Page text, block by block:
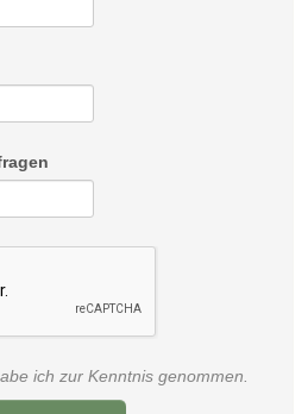
ich zur Kenntnis genommen.